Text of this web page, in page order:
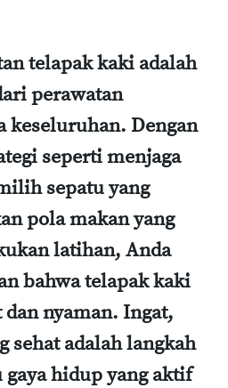
telapak kaki adalah
perawatan
keseluruhan. Dengan
seperti menjaga
sepatu yang
pola makan yang
latihan, Anda
bahwa telapak kaki
dan nyaman. Ingat,
sehat adalah langkah
hidup yang aktif